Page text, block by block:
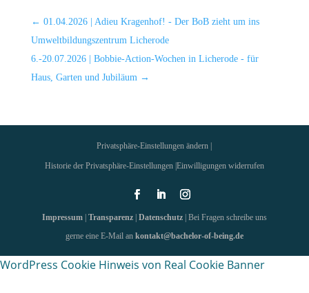
← 01.04.2026 | Adieu Kragenhof! - Der BoB zieht um ins
Umweltbildungszentrum Licherode
6.-20.07.2026 | Bobbie-Action-Wochen in Licherode - für
Haus, Garten und Jubiläum→
Privatsphäre-Einstellungen ändern |
Historie der Privatsphäre-Einstellungen | Einwilligungen widerrufen
Impressum| Transparenz| Datenschutz| Bei Fragen schreibe uns
gerne eine E-Mail an kontakt@bachelor-of-being.de
WordPress Cookie Hinweis von Real Cookie Banner